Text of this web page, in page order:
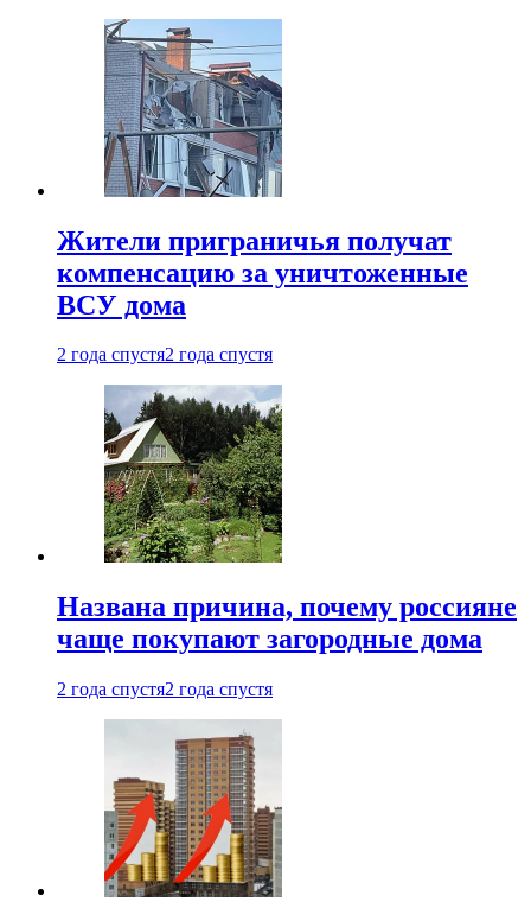
Жители приграничья получат
компенсацию за уничтоженные
ВСУ дома
2 года спустя2 года спустя
Названа причина, почему россияне
чаще покупают загородные дома
2 года спустя2 года спустя